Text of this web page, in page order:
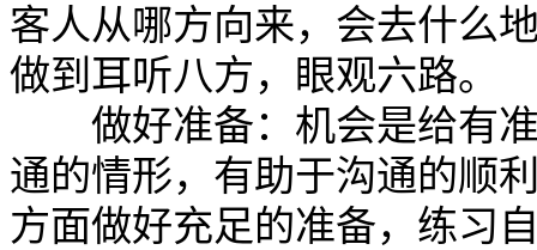
客人从哪方向来，会去什么
做到耳听八方，眼观六路。
做好准备：机会是给有准
通的情形，有助于沟通的顺
方面做好充足的准备，练习